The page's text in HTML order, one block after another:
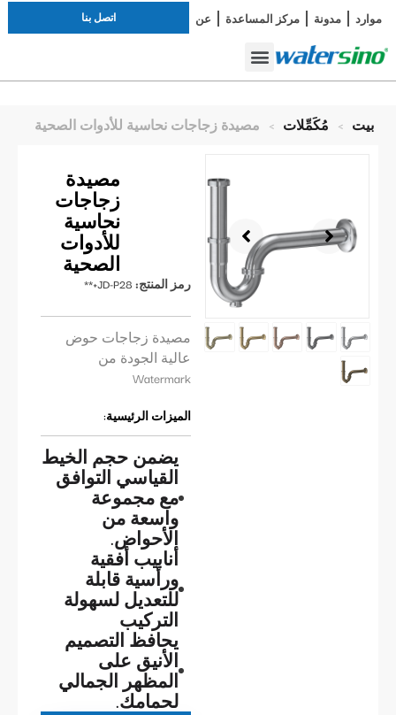
موارد مدونة مركز المساعدة عن اتصل بنا
بيت > مُكَمِّلات > مصيدة زجاجات نحاسية للأدوات الصحية
مصيدة
زجاجات
نحاسية
للأدوات
الصحية
رمز المنتج:JD-P28+**
مصيدة زجاجات حوض
عالية الجودة من
Watermark
الميزات الرئيسية:
يضمن حجم الخيط
القياسي التوافق
مع مجموعة
واسعة من
الأحواض.
أنابيب أفقية
ورأسية قابلة
للتعديل لسهولة
التركيب
يحافظ التصميم
الأنيق على
المظهر الجمالي
لحمامك.